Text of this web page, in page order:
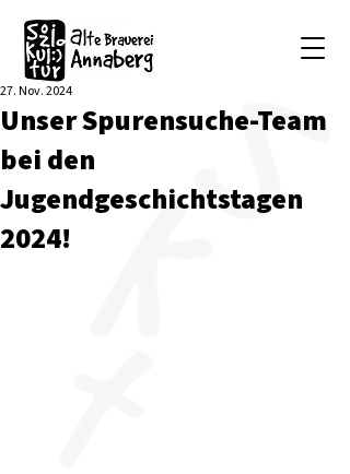
Unser Spurensuche-Team
bei den
Jugendgeschichtstagen
2024!
27. Nov. 2024